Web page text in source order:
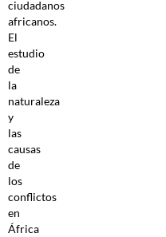
ciudadanos
africanos.
El
estudio
de
la
naturaleza
y
las
causas
de
los
conflictos
en
África